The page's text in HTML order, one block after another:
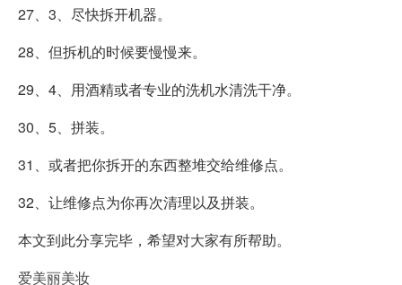
27、3、尽快拆开机器。
28、但拆机的时候要慢慢来。
29、4、用酒精或者专业的洗机水清洗干净。
30、5、拼装。
31、或者把你拆开的东西整堆交给维修点。
32、让维修点为你再次清理以及拼装。
本文到此分享完毕，希望对大家有所帮助。
爱美丽美妆